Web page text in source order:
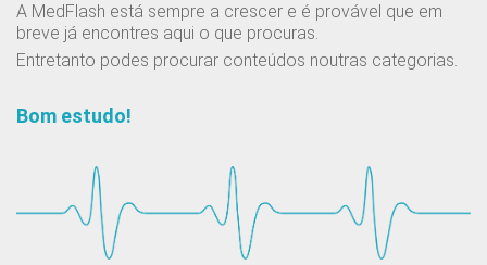
A MedFlash está sempre a crescer e é provável que em
breve já encontres aqui o que procuras.
Entretanto podes procurar conteúdos noutras categorias.
Bom estudo!